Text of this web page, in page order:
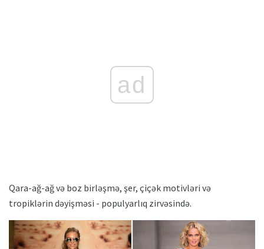
ad
Qara-ağ-ağ və boz birləşmə, şer, çiçək motivləri və
tropiklərin dəyişməsi - populyarlıq zirvəsində.